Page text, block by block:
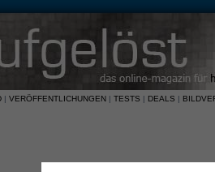
| VERÖFFENTLICHUNGEN | TESTS | DEALS |